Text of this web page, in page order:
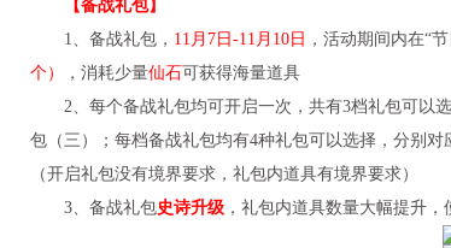
【备战礼包】
1、备战礼包， 11月7日-11月10日 ，活动期间内在“
个）
，消耗少量仙石可获得海量道具
2、每个备战礼包均可开启一次，共有3档礼包可以
包（三）；每档备战礼包均有4种礼包可以选择，分别
（开启礼包没有境界要求，礼包内道具有境界要求）
3、备战礼包史诗升级 ，礼包内道具数量大幅提升